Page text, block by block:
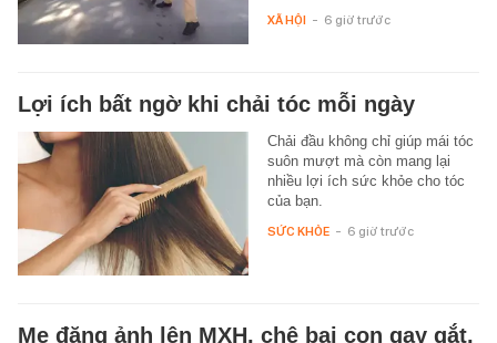
XÃ HỘI - 6 giờ trước
Lợi ích bất ngờ khi chải tóc mỗi ngày
Chải đầu không chỉ giúp mái tóc
suôn mượt mà còn mang lại
nhiều lợi ích sức khỏe cho tóc
của bạn.
SỨC KHỎE - 6 giờ trước
Mẹ đăng ảnh lên MXH, chê bai con gay gắt,